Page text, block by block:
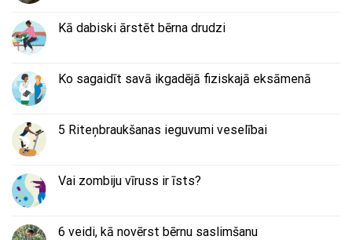
Kā dabiski ārstēt bērna drudzi
Ko sagaidīt savā ikgadējā fiziskajā eksāmenā
5 Riteņbraukšanas ieguvumi veselībai
Vai zombiju vīruss ir īsts?
6 veidi, kā novērst bērnu saslimšanu